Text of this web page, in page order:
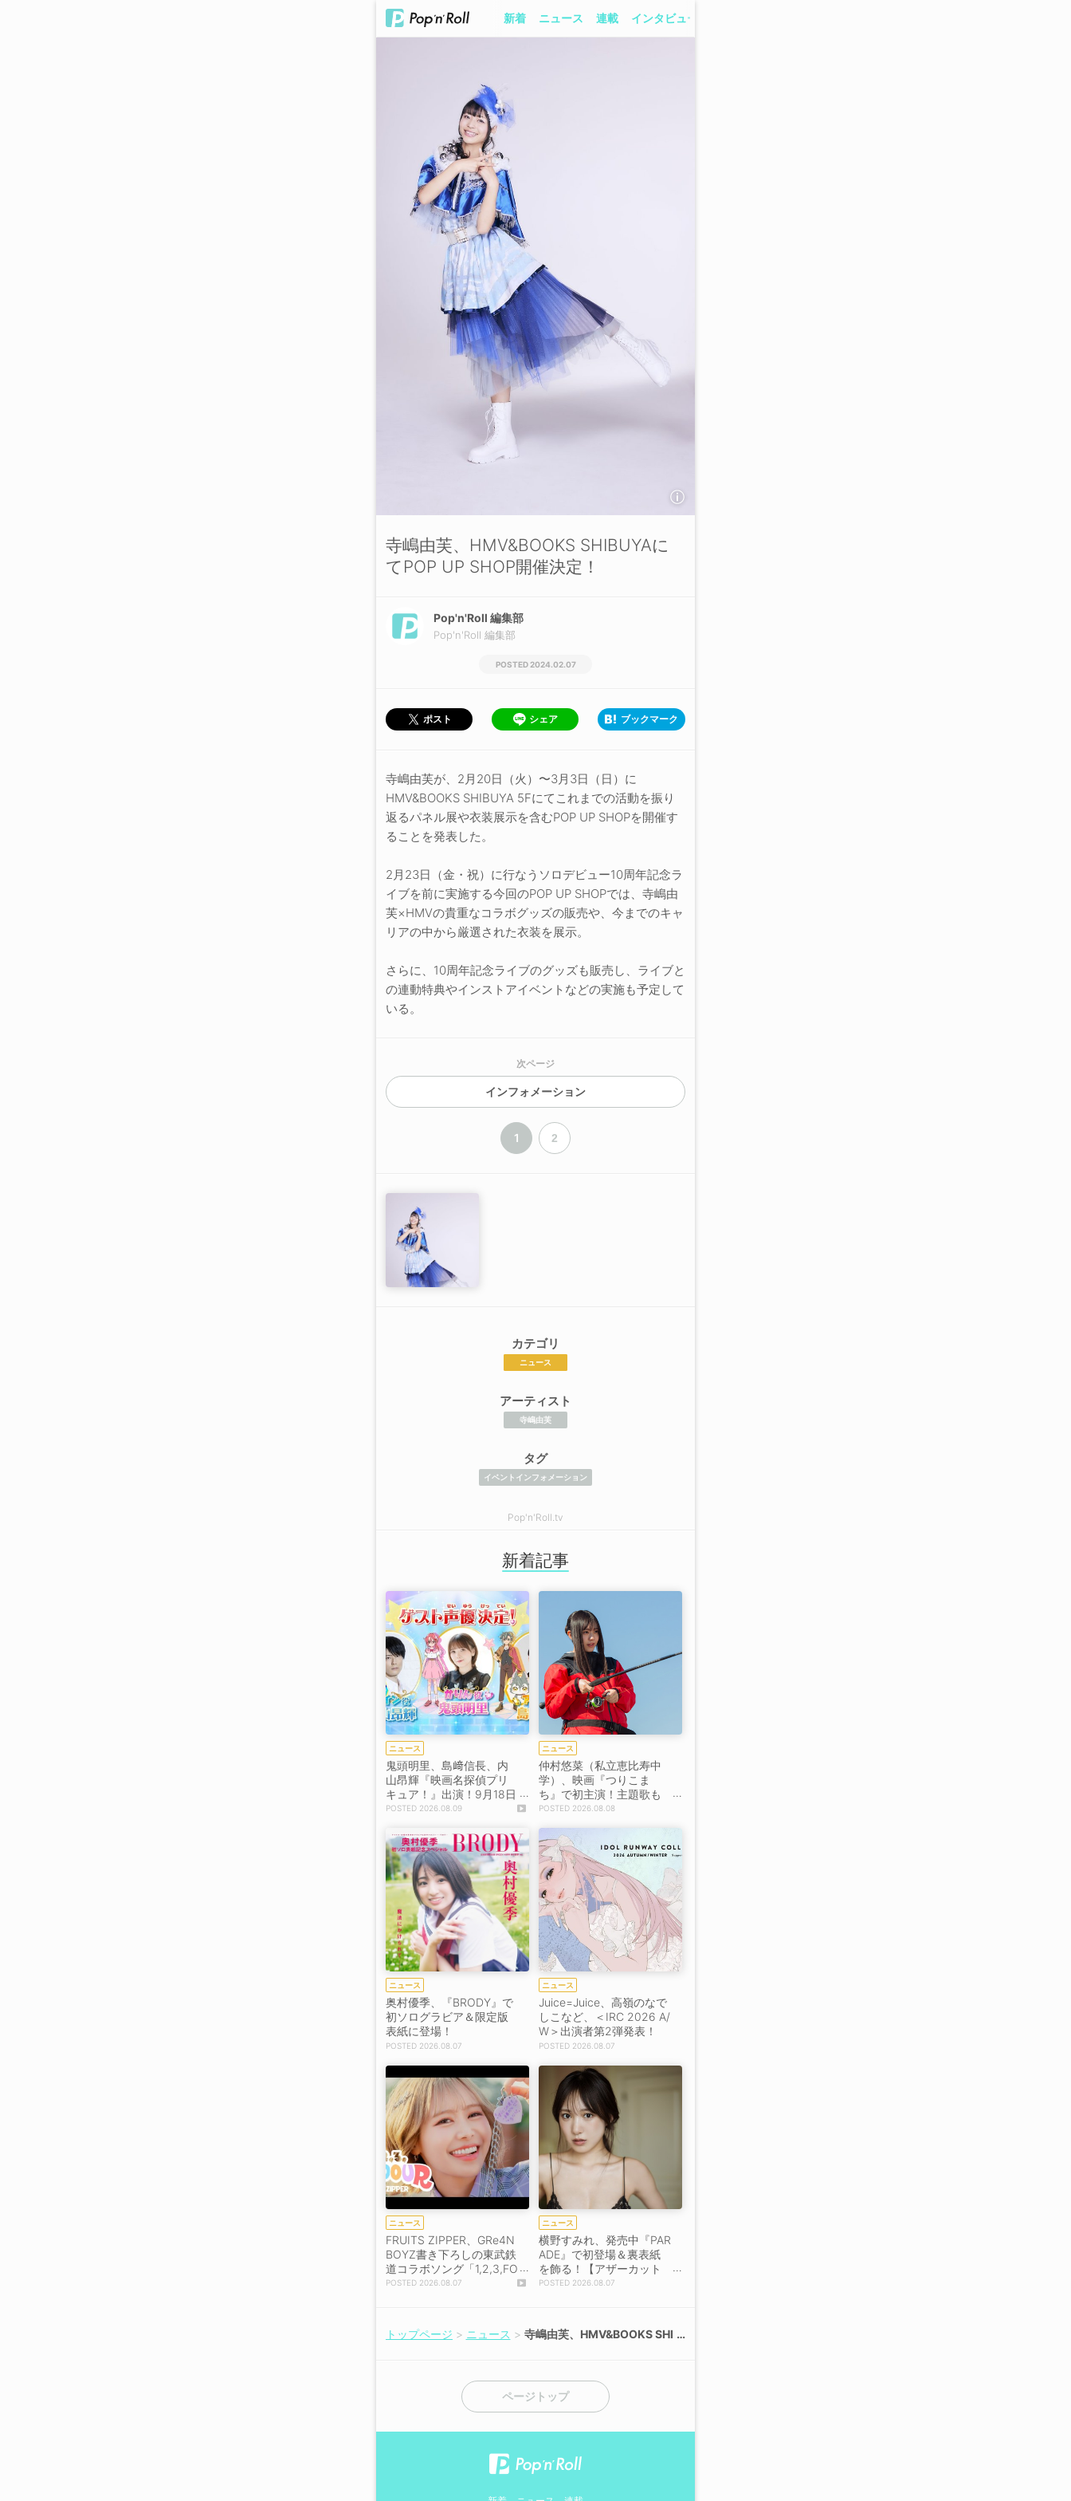
新着 ニュース 連載 インタビュー
寺嶋由芙、HMV&BOOKS SHIBUYAに
てPOP UP SHOP開催決定！
Pop'n'Roll 編集部
Pop'n'Roll 編集部
2024.02.07
ポスト シェア ブックマーク
寺嶋由芙が、2月20日（火）〜3月3日（日）に
HMV&BOOKS SHIBUYA 5Fにてこれまでの活動を振り
返るパネル展や衣装展示を含むPOP UP SHOPを開催す
ることを発表した。
2月23日（金・祝）に行なうソロデビュー10周年記念ラ
イブを前に実施する今回のPOP UP SHOPでは、寺嶋由
芙×HMVの貴重なコラボグッズの販売や、今までのキャ
リアの中から厳選された衣装を展示。
さらに、10周年記念ライブのグッズも販売し、ライブと
の連動特典やインストアイベントなどの実施も予定して
いる。
次ページ
インフォメーション
1 2
カテゴリ
ニュース
アーティスト
寺嶋由芙
タグ
イベントインフォメーション
Pop'n'Roll.tv
新着記事
ニュース
鬼頭明里、島﨑信長、内
山昂輝『映画名探偵プリ
キュア！』出演！9月18日
公開【コメントあり】
2026.08.09
ニュース
仲村悠菜（私立恵比寿中
学）、映画『つりこま
ち』で初主演！主題歌も
決定！【コメントあり】
2026.08.08
ニュース
奥村優季、『BRODY』で
初ソログラビア＆限定版
表紙に登場！
2026.08.07
ニュース
Juice=Juice、高嶺のなで
しこなど、＜IRC 2026 A/
W＞出演者第2弾発表！
2026.08.07
ニュース
FRUITS ZIPPER、GRe4N
BOYZ書き下ろしの東武鉄
道コラボソング「1,2,3,FO
OOOUR」をリリース＆M
2026.08.07
ニュース
横野すみれ、発売中『PAR
ADE』で初登場＆裏表紙
を飾る！【アザーカット
掲載】 2026.08.07
トップページ ニュース
寺嶋由芙、HMV&BOOKS SHI
ページトップ